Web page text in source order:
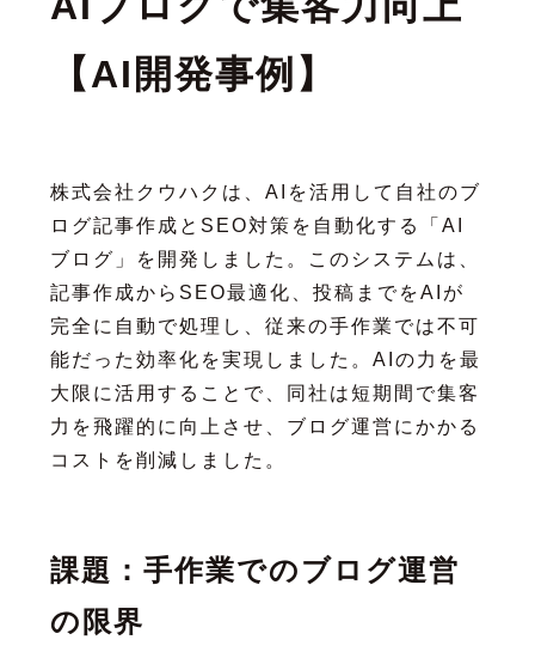
【AI開発事例】
株式会社クウハクは、AIを活用して自社のブ
ログ記事作成とSEO対策を自動化する「AI
ブログ」を開発しました。このシステムは、
記事作成からSEO最適化、投稿までをAIが
完全に自動で処理し、従来の手作業では不可
能だった効率化を実現しました。AIの力を最
大限に活用することで、同社は短期間で集客
力を飛躍的に向上させ、ブログ運営にかかる
コストを削減しました。
課題：手作業でのブログ運営
の限界